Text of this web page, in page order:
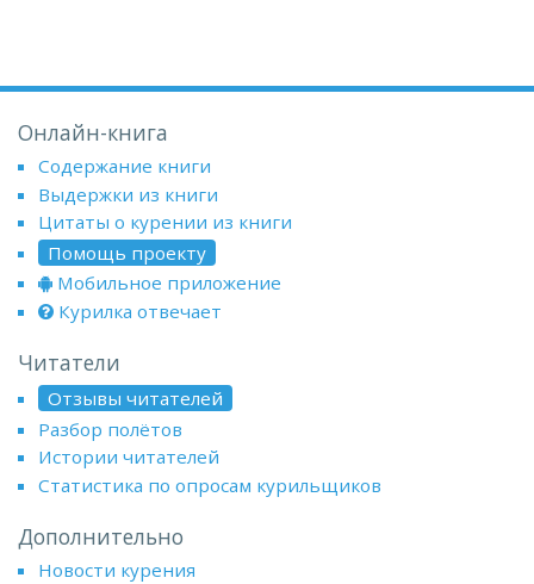
Онлайн-книга
Содержание книги
Выдержки из книги
Цитаты о курении из книги
Помощь проекту
Мобильное приложение
Курилка отвечает
Читатели
Отзывы читателей
Разбор полётов
Истории читателей
Статистика по опросам курильщиков
Дополнительно
Новости курения